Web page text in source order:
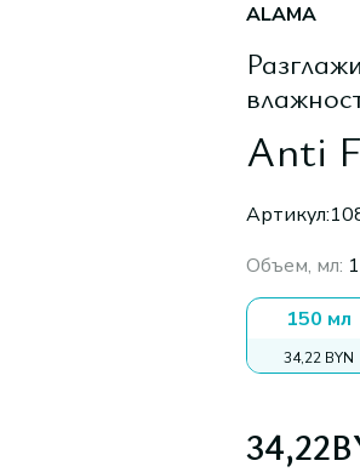
ALAMA
Anti
Артикул:
Объем, мл:
150 мл
34,22 BYN
34,22